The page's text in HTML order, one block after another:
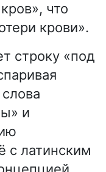
что
крови».
строку «под
и
с латинским